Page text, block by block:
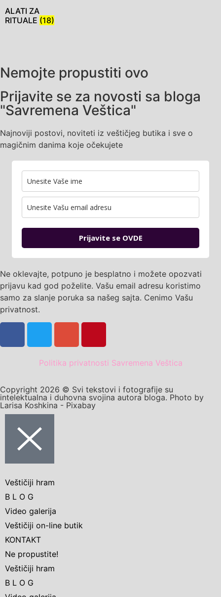
ALATI ZA
RITUALE (18)
Nemojte propustiti ovo
Prijavite se za novosti sa bloga
"Savremena Veštica"
Najnoviji postovi, noviteti iz veštičjeg butika i sve o
magičnim danima koje očekujete
Prijavite se OVDE
Ne oklevajte, potpuno je besplatno i možete opozvati
prijavu kad god poželite. Vašu email adresu koristimo
samo za slanje poruka sa našeg sajta. Cenimo Vašu
privatnost.
Politika privatnosti Savremena Veštica
Copyright 2026 © Svi tekstovi i fotografije su
intelektualna i duhovna svojina autora bloga. Photo by
Larisa Koshkina - Pixabay
Veštičiji hram
B L O G
Video galerija
Veštičiji on-line butik
KONTAKT
Ne propustite!
Veštičiji hram
B L O G